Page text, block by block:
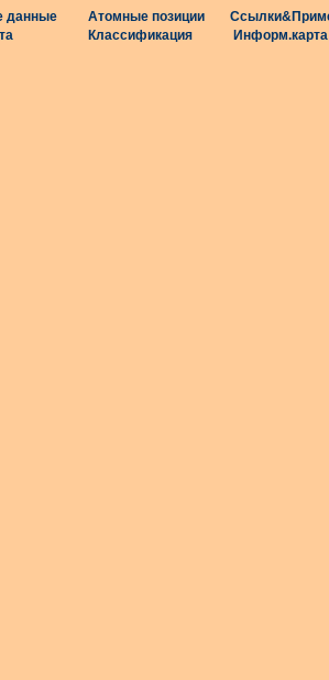
данные Атомные позиции
Классификация Информ.карта